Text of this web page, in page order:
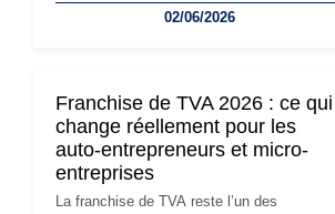
travailleurs indépendants. Si le régime de la
réglementaire plus exigeant. Décryptage des
principaux changements et des précautions
à prendre pour éviter les mauvaises
surprises.
02/06/2026
Franchise de TVA 2026 : ce qui
change réellement pour les
auto-entrepreneurs et micro-
entreprises
La franchise de TVA reste l’un des